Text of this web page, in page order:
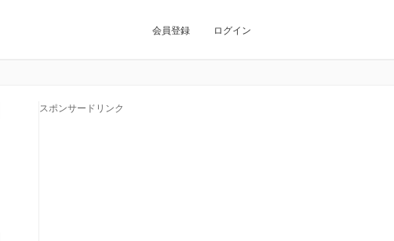
会員登録 ログイン
スポンサードリンク